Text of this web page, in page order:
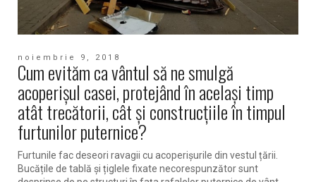
noiembrie 9, 2018
Cum evităm ca vântul să ne smulgă
acoperișul casei, protejând în același timp
atât trecătorii, cât și construcțiile în timpul
furtunilor puternice?
Furtunile fac deseori ravagii cu acoperișurile din vestul țării.
Bucățile de tablă și țiglele fixate necorespunzător sunt